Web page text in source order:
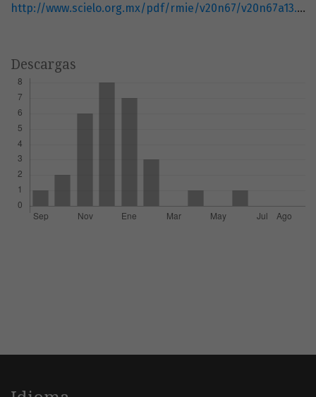
http://www.scielo.org.mx/pdf/rmie/v20n67/v20n67a13.pdf
Descargas